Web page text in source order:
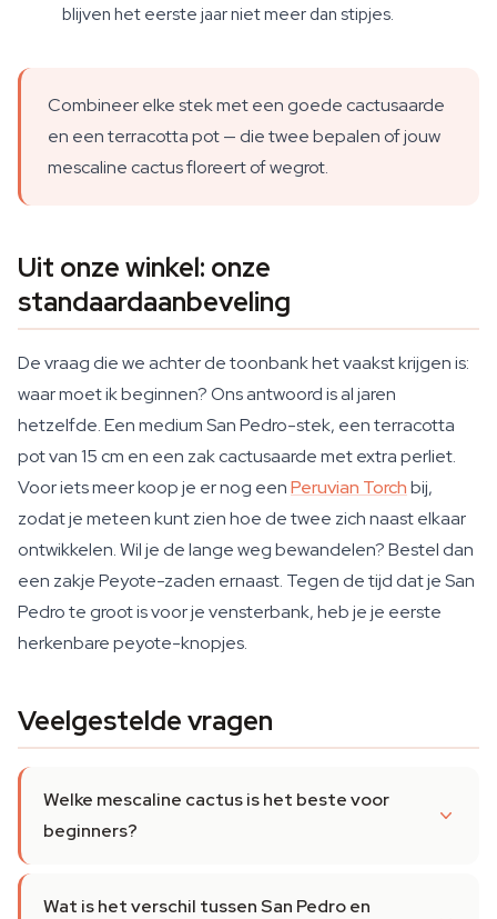
blijven het eerste jaar niet meer dan stipjes.
Combineer elke stek met een goede cactusaarde
en een terracotta pot — die twee bepalen of jouw
mescaline cactus floreert of wegrot.
Uit onze winkel: onze
standaardaanbeveling
De vraag die we achter de toonbank het vaakst krijgen is:
waar moet ik beginnen? Ons antwoord is al jaren
hetzelfde. Een medium San Pedro-stek, een terracotta
pot van 15 cm en een zak cactusaarde met extra perliet.
Voor iets meer koop je er nog eenPeruvian Torchbij,
zodat je meteen kunt zien hoe de twee zich naast elkaar
ontwikkelen. Wil je de lange weg bewandelen? Bestel dan
een zakje Peyote-zaden ernaast. Tegen de tijd dat je San
Pedro te groot is voor je vensterbank, heb je je eerste
herkenbare peyote-knopjes.
Veelgestelde vragen
Welke mescaline cactus is het beste voor
beginners?
Wat is het verschil tussen San Pedro en